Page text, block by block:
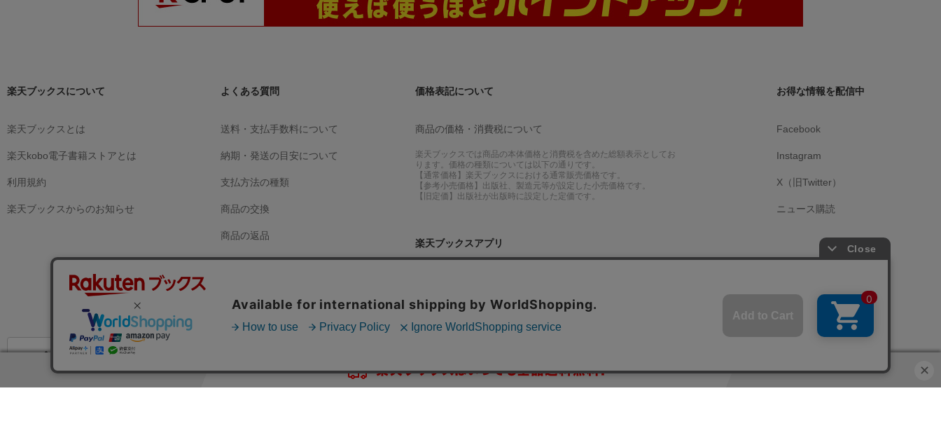
楽天ブックスについて
楽天ブックスとは
楽天kobo電子書籍ストアとは
利用規約
楽天ブックスからのお知らせ
よくある質問
送料・支払手数料について
納期・発送の目安について
支払方法の種類
商品の交換
商品の返品
注文内容のキャンセル・変更について
価格表記について
商品の価格・消費税について
楽天ブックスでは商品の本体価格と消費税を含めた総額表示としてお
ります。価格の種類については以下の通りです。
【通常価格】楽天ブックスにおける通常販売価格です。
【参考小売価格】出版社、製造元等が設定した小売価格です。
【旧定価】出版社が出版時に設定した定価です。
楽天ブックスアプリ
Androidアプリ
お得な情報を配信中
Facebook
Instagram
X（旧Twitter）
ニュース購読
ヘルプはこちら